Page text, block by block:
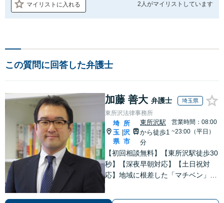
マイリストに入れる 2人がマイリストしています
この質問に回答した弁護士
加藤 善大 弁護士 埼玉県
東所沢法律事務所
埼
玉
県
所
沢
市
東所沢駅
から徒歩1
分
営業時間：08:00
~23:00（平日）
【初回相談無料】【東所沢駅徒歩30
秒】【深夜早朝対応】【土日祝対
応】地域に根差した「マチベン」と